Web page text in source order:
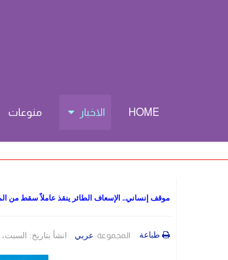
HOME الاخبار منوعات
موقف إنساني.. الإسعاف الطائر ينقذ عاملاً سقط من
المجموعة: عربي انشأ بتاريخ: السبت، 26 آب/أغسطس 2023 17:10 طباعة